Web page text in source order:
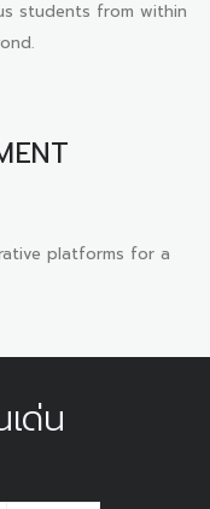
students from within
platforms for a
ด่น